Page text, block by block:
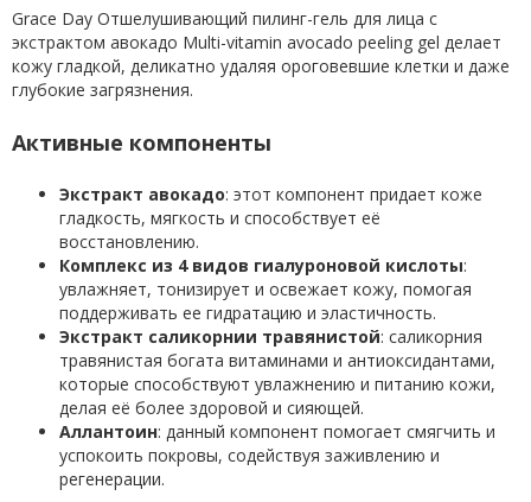
Grace Day Отшелушивающий пилинг-гель для лица с
экстрактом авокадо Multi-vitamin avocado peeling gel делает
кожу гладкой, деликатно удаляя ороговевшие клетки и даже
глубокие загрязнения.
Активные компоненты
Экстракт авокадо: этот компонент придает коже
гладкость, мягкость и способствует её
восстановлению.
Комплекс из 4 видов гиалуроновой кислоты:
увлажняет, тонизирует и освежает кожу, помогая
поддерживать ее гидратацию и эластичность.
Экстракт саликорнии травянистой: саликорния
травянистая богата витаминами и антиоксидантами,
которые способствуют увлажнению и питанию кожи,
делая её более здоровой и сияющей.
Аллантоин: данный компонент помогает смягчить и
успокоить покровы, содействуя заживлению и
регенерации.